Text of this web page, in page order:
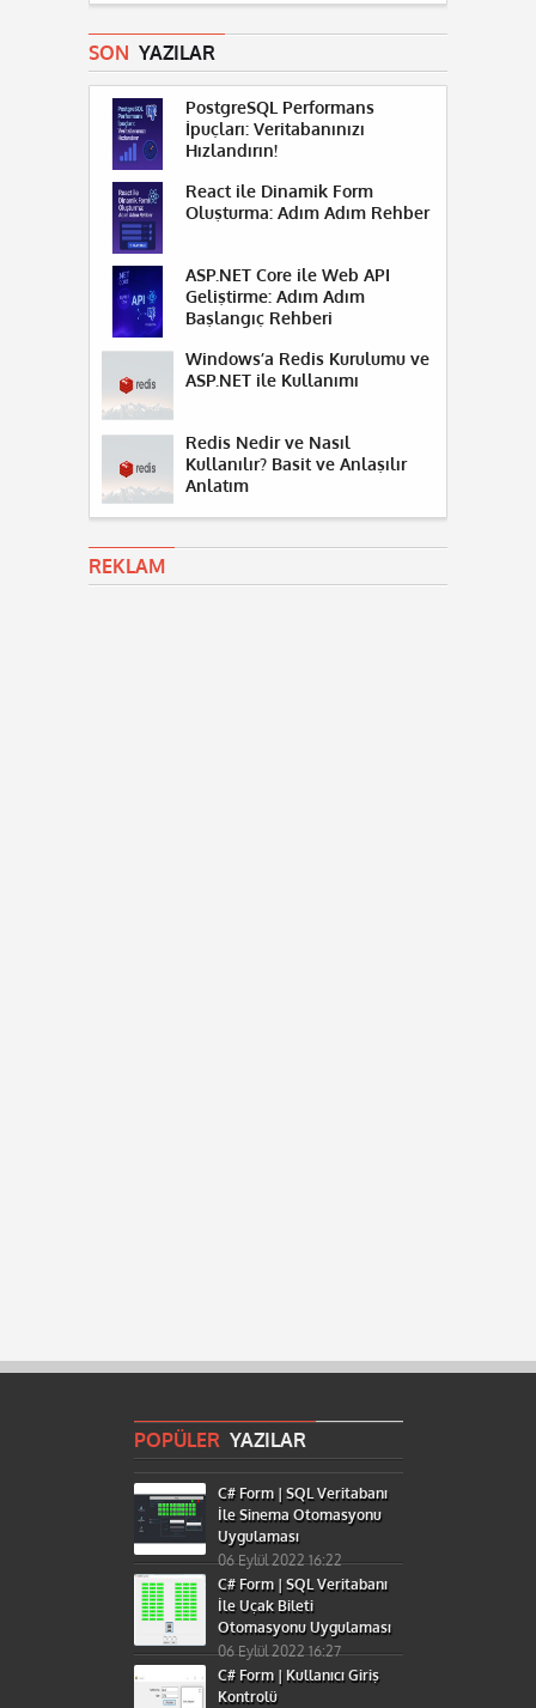
SON YAZILAR
PostgreSQL Performans
İpuçları: Veritabanınızı
Hızlandırın!
React ile Dinamik Form
Oluşturma: Adım Adım Rehber
ASP.NET Core ile Web API
Geliştirme: Adım Adım
Başlangıç Rehberi
Windows’a Redis Kurulumu ve
ASP.NET ile Kullanımı
Redis Nedir ve Nasıl
Kullanılır? Basit ve Anlaşılır
Anlatım
REKLAM
POPÜLER YAZILAR
C# Form | SQL Veritabanı
İle Sinema Otomasyonu
Uygulaması
06 Eylül 2022 16:22
C# Form | SQL Veritabanı
İle Uçak Bileti
Otomasyonu Uygulaması
06 Eylül 2022 16:27
C# Form | Kullanıcı Giriş
Kontrolü